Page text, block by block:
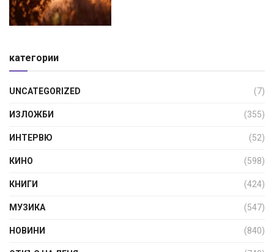
категории
UNCATEGORIZED (7)
ИЗЛОЖБИ (355)
ИНТЕРВЮ (52)
КИНО (598)
КНИГИ (424)
МУЗИКА (547)
НОВИНИ (840)